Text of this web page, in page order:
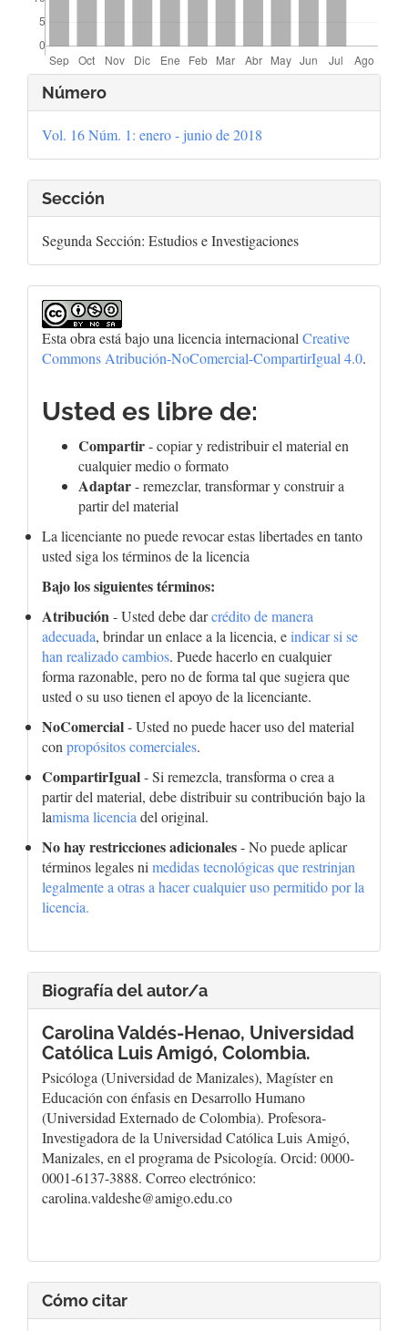
Detalles
del
artículo
Número
Vol. 16 Núm. 1: enero - junio de 2018
Sección
Segunda Sección: Estudios e Investigaciones
Esta obra está bajo una licencia internacional Creative
Commons Atribución-NoComercial-CompartirIgual 4.0.
Usted es libre de:
Compartir- copiar y redistribuir el material en
cualquier medio o formato
Adaptar- remezclar, transformar y construir a
partir del material
La licenciante no puede revocar estas libertades en tanto
usted siga los términos de la licencia
Bajo los siguientes términos:
Atribución- Usted debe darcrédito de manera
adecuada, brindar un enlace a la licencia, eindicar si se
han realizado cambios. Puede hacerlo en cualquier
forma razonable, pero no de forma tal que sugiera que
usted o su uso tienen el apoyo de la licenciante.
NoComercial- Usted no puede hacer uso del material
con propósitos comerciales.
CompartirIgual- Si remezcla, transforma o crea a
partir del material, debe distribuir su contribución bajo la
lamisma licencia del original.
No hay restricciones adicionales- No puede aplicar
términos legales ni medidas tecnológicas que restrinjan
legalmente a otras a hacer cualquier uso permitido por la
licencia.
Biografía del autor/a
Carolina Valdés-Henao, Universidad
Católica Luis Amigó, Colombia.
Psicóloga (Universidad de Manizales), Magíster en
Educación con énfasis en Desarrollo Humano
(Universidad Externado de Colombia). Profesora-
Investigadora de la Universidad Católica Luis Amigó,
Manizales, en el programa de Psicología. Orcid: 0000-
0001-6137-3888. Correo electrónico:
carolina.valdeshe@amigo.edu.co
Cómo citar